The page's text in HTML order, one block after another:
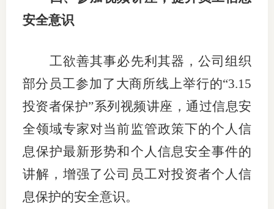
安全意识
工欲善其事必先利其器，公司组织
部分员工参加了大商所线上举行的“3.15
投资者保护”系列视频讲座，通过信息安
全领域专家对当前监管政策下的个人信
息保护最新形势和个人信息安全事件的
讲解，增强了公司员工对投资者个人信
息保护的安全意识。